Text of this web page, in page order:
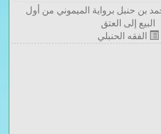
بن حنبل برواية الميموني من أول
البيع إلى العتق
الفقه الحنبلي